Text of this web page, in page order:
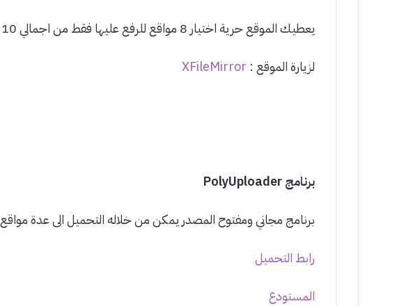
يعطيك الموقع حرية اختيار 8 مواقع للرفع عليها فقط من اجمالي 10 مواقع الموجودة في الاختيارات .
لزيارة الموقع : XFileMirror
برنامج PolyUploader
برنامج مجاني ومفتوح المصدر يمكن من خلاله التحميل الى عدة مواقع
رابط التحميل
المستودع